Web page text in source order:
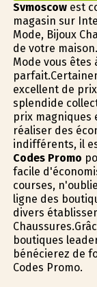
Svmoscowest
magasin sur
Mode, Bijoux
de votre
Mode vous êtes
excellent de
splendide
prix
réaliser des
indifférents, il
Codes Promo
facile
courses,
ligne des
divers
boutiques
bénéficierez de
Codes Promo.